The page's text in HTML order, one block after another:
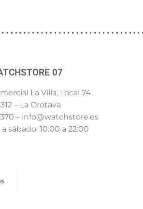
07
La Villa, Local 74
– La Orotava
– info@watchstore.es
sábado: 10:00 a 22:00